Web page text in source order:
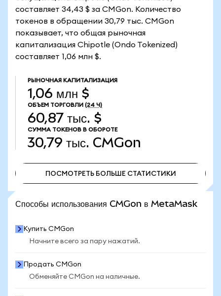
составляет 34,43 $ за CMGon. Количество
токенов в обращении 30,79 тыс. CMGon
показывает, что общая рыночная
капитализация Chipotle (Ondo Tokenized)
составляет 1,06 млн $.
РЫНОЧНАЯ КАПИТАЛИЗАЦИЯ
1,06 млн $
ОБЪЕМ ТОРГОВЛИ (24 Ч)
60,87 тыс. $
СУММА ТОКЕНОВ В ОБОРОТЕ
30,79 тыс. CMGon
ПОСМОТРЕТЬ БОЛЬШЕ СТАТИСТИКИ
Способы использования CMGon в MetaMask
Купить CMGon
Начните всего за пару нажатий.
Продать CMGon
Обменяйте CMGon на наличные.